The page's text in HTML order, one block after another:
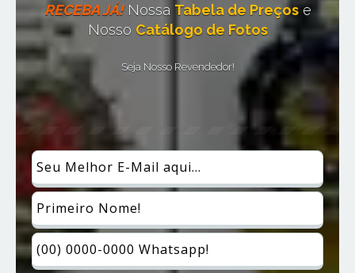
RECEBA JÁ!Nossa Tabela de Preçose
Nosso Catálogo de Fotos
Seja Nosso Revendedor!